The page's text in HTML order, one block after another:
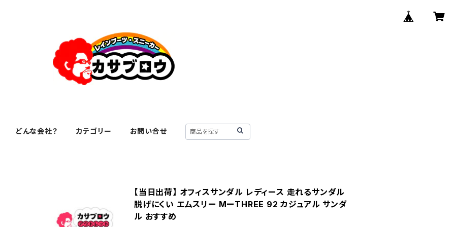
どんな会社？ カテゴリー お問い合せ
【当日出荷】 オフィスサンダル レディース 走れるサンダル
脱げにくい エムスリー MーTHREE 92 カジュアル サンダ
ル おすすめ